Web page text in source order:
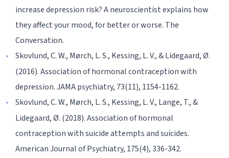
increase depression risk? A neuroscientist explains how
they affect your mood, for better or worse. The
Conversation.
Skovlund, C. W., Mørch, L. S., Kessing, L. V., & Lidegaard, Ø.
(2016). Association of hormonal contraception with
depression. JAMA psychiatry, 73(11), 1154-1162.
Skovlund, C. W., Mørch, L. S., Kessing, L. V., Lange, T., &
Lidegaard, Ø. (2018). Association of hormonal
contraception with suicide attempts and suicides.
American Journal of Psychiatry, 175(4), 336-342.